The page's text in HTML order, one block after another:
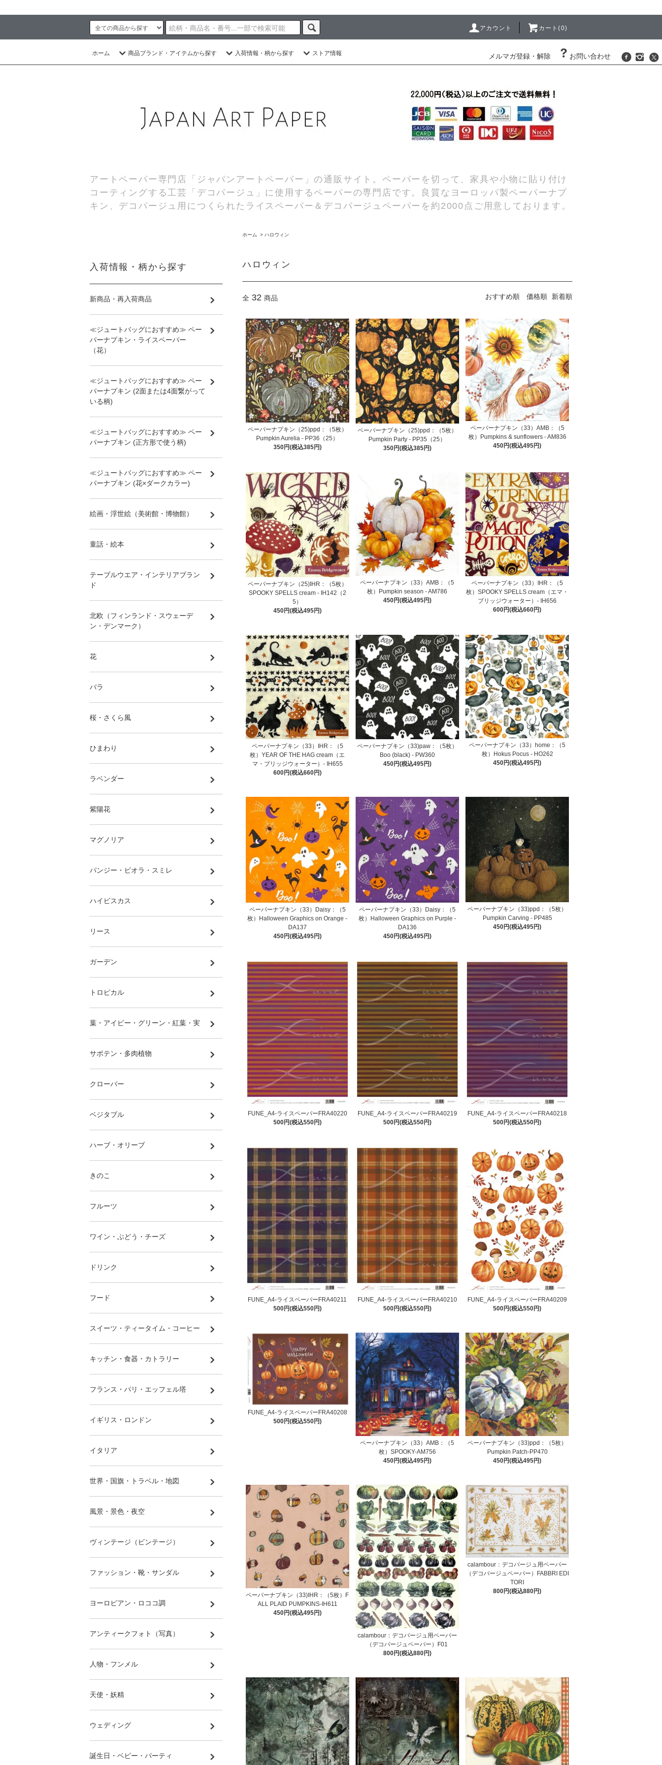
アカウント カート(0)
ホーム 商品ブランド・アイテムから探す 入荷情報・柄から探す ストア情報 メルマガ登録・解除 お問い合わせ
アートペーパー専門店「ジャパンアートペーパー」の通販サイト。ペーパーを切って、家具や小物に貼り付け
コーティングする工芸「デコパージュ」に使用するペーパーの専門店です。良質なヨーロッパ製ペーパーナプ
キン、デコパージュ用につくられたライスペーパー＆デコパージュペーパーを約2000点ご用意しております。
ホーム > ハロウィン
ハロウィン
全 32 商品 おすすめ順 価格順 新着順
ペーパーナプキン（25)ppd：（5枚）
Pumpkin Aurelia - PP36（25）
350円(税込385円)
ペーパーナプキン（25)ppd：（5枚）
Pumpkin Party - PP35（25）
350円(税込385円)
ペーパーナプキン（33）AMB：（5
枚）Pumpkins & sunflowers - AM836
450円(税込495円)
ペーパーナプキン（25)IHR：（5枚）
SPOOKY SPELLS cream - IH142（2
5）
450円(税込495円)
ペーパーナプキン（33）AMB：（5
枚）Pumpkin season - AM786
450円(税込495円)
ペーパーナプキン（33）IHR：（5
枚）SPOOKY SPELLS cream（エマ・
ブリッジウォーター）- IH656
600円(税込660円)
ペーパーナプキン（33）IHR：（5
枚）YEAR OF THE HAG cream（エ
マ・ブリッジウォーター）- IH655
600円(税込660円)
ペーパーナプキン（33)paw：（5枚）
Boo (black) - PW360
450円(税込495円)
ペーパーナプキン（33）home：（5
枚）Hokus Pocus - HO262
450円(税込495円)
ペーパーナプキン（33）Daisy：（5
枚）Halloween Graphics on Orange -
DA137
450円(税込495円)
ペーパーナプキン（33）Daisy：（5
枚）Halloween Graphics on Purple -
DA136
450円(税込495円)
ペーパーナプキン（33)ppd：（5枚）
Pumpkin Carving - PP485
450円(税込495円)
FUNE_A4-ライスペーパーFRA40220
500円(税込550円)
FUNE_A4-ライスペーパーFRA40219
500円(税込550円)
FUNE_A4-ライスペーパーFRA40218
500円(税込550円)
FUNE_A4-ライスペーパーFRA40211
500円(税込550円)
FUNE_A4-ライスペーパーFRA40210
500円(税込550円)
FUNE_A4-ライスペーパーFRA40209
500円(税込550円)
FUNE_A4-ライスペーパーFRA40208
500円(税込550円)
ペーパーナプキン（33）AMB：（5
枚）SPOOKY-AM756
450円(税込495円)
ペーパーナプキン（33)ppd：（5枚）
Pumpkin Patch-PP470
450円(税込495円)
ペーパーナプキン（33)IHR：（5枚）F
ALL PLAID PUMPKINS-IH611
450円(税込495円)
calambour：デコパージュ用ペーパー
（デコパージュペーパー）F01
800円(税込880円)
calambour：デコパージュ用ペーパー
（デコパージュペーパー）FABBRI EDI
TORI
800円(税込880円)
入荷情報・柄から探す
新商品・再入荷商品
≪ジュートバッグにおすすめ≫ ペー
パーナプキン・ライスペーパー
（花）
≪ジュートバッグにおすすめ≫ ペー
パーナプキン (2面または4面繋がって
いる柄)
≪ジュートバッグにおすすめ≫ ペー
パーナプキン (正方形で使う柄)
≪ジュートバッグにおすすめ≫ ペー
パーナプキン (花×ダークカラー)
絵画・浮世絵（美術館・博物館）
童話・絵本
テーブルウエア・インテリアブラン
ド
北欧（フィンランド・スウェーデ
ン・デンマーク）
花
バラ
桜・さくら風
ひまわり
ラベンダー
紫陽花
マグノリア
パンジー・ビオラ・スミレ
ハイビスカス
リース
ガーデン
トロピカル
葉・アイビー・グリーン・紅葉・実
サボテン・多肉植物
クローバー
ベジタブル
ハーブ・オリーブ
きのこ
フルーツ
ワイン・ぶどう・チーズ
ドリンク
フード
スイーツ・ティータイム・コーヒー
キッチン・食器・カトラリー
フランス・パリ・エッフェル塔
イギリス・ロンドン
イタリア
世界・国旗・トラベル・地図
風景・景色・夜空
ヴィンテージ（ビンテージ）
ファッション・靴・サンダル
ヨーロピアン・ロココ調
アンティークフォト（写真）
人物・フンメル
天使・妖精
ウェディング
誕生日・ベビー・パーティ